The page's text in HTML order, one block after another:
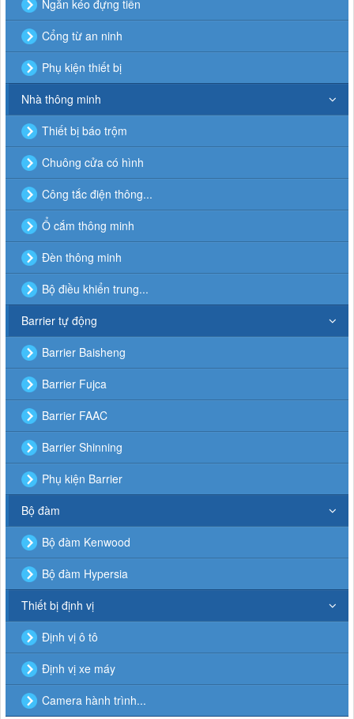
Ngăn kéo đựng tiền
Cổng từ an ninh
Phụ kiện thiết bị
Nhà thông minh
Thiết bị báo trộm
Chuông cửa có hình
Công tắc điện thông...
Ổ cắm thông minh
Đèn thông minh
Bộ điều khiển trung...
Barrier tự động
Barrier Baisheng
Barrier Fujca
Barrier FAAC
Barrier Shinning
Phụ kiện Barrier
Bộ đàm
Bộ đàm Kenwood
Bộ đàm Hypersia
Thiết bị định vị
Định vị ô tô
Định vị xe máy
Camera hành trình...